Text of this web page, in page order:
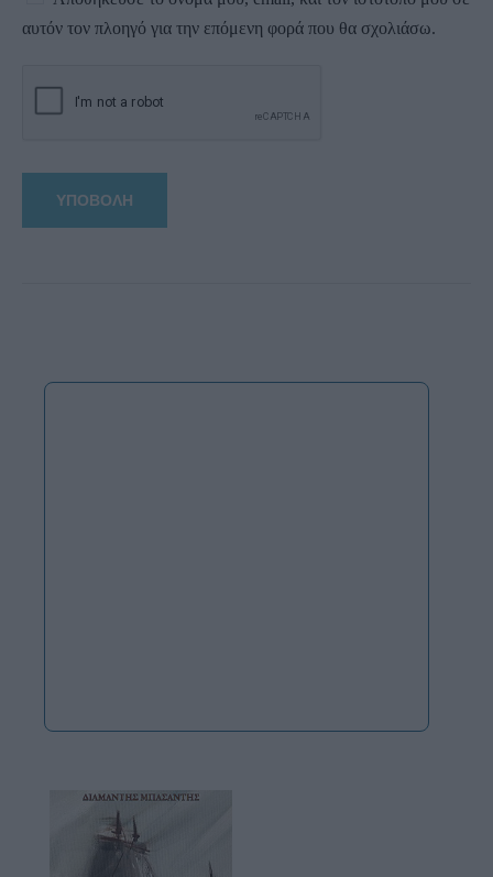
αυτόν τον πλοηγό για την επόμενη φορά που θα σχολιάσω.